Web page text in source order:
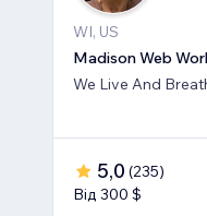
WI, US
Madison Web
We Live And
5,0 (235)
Від 300 $